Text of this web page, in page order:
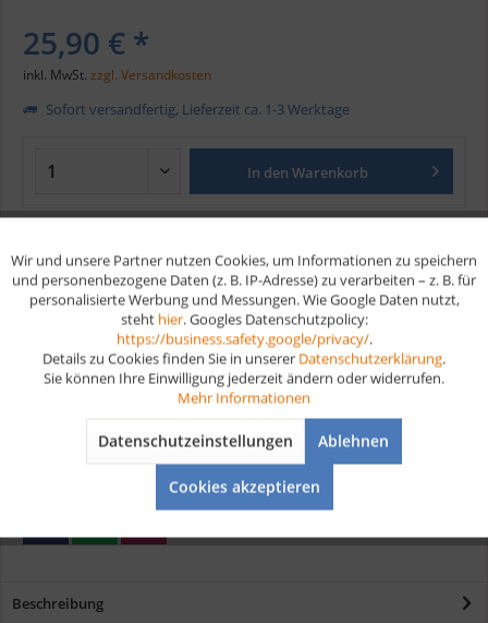
25,90 € *
inkl. MwSt. zzgl. Versandkosten
Sofort versandfertig, Lieferzeit ca. 1-3 Werktage
In den Warenkorb
Artikel-Nr.:
314
EAN
9783961598496
Vorteile
Schnelle Lieferung
Verschiedene Zahlungsmöglichkeiten
Beschreibung
Funktionale Aktiv
Aktiv
Wir und unsere Partner nutzen Cookies, um Informationen zu speichern
und personenbezogene Daten (z. B. IP-Adresse) zu verarbeiten – z. B. für
personalisierte Werbung und Messungen. Wie Google Daten nutzt,
steht hier. Googles Datenschutzpolicy:
https://business.safety.google/privacy/.
Details zu Cookies finden Sie in unserer Datenschutzerklärung.
Sie können Ihre Einwilligung jederzeit ändern oder widerrufen.
Mehr Informationen
Datenschutzeinstellungen Ablehnen
Cookies akzeptieren